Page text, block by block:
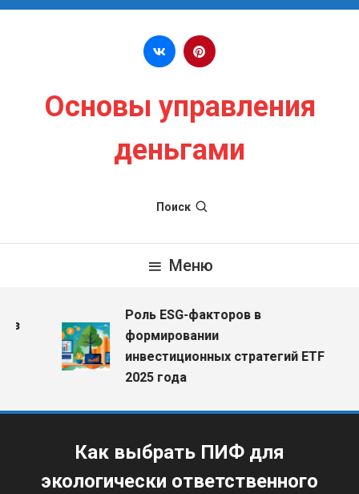
Перейти к содержимому
Основы управления
деньгами
Поиск
Меню
Роль ESG-факторов в
формировании
инвестиционных стратегий ETF
2025 года
Как выбрать ПИФ для
экологически ответственного